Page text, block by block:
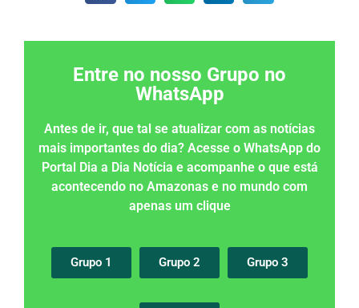
Entre no nosso Grupo no
WhatsApp
Antes de ir, que tal se atualizar com as notícias
mais importantes do dia? Acesse o WhatsApp do
Portal Dia a Dia Notícia e acompanhe o que está
acontecendo no Amazonas e no mundo com
apenas um clique
Grupo 1 Grupo 2 Grupo 3